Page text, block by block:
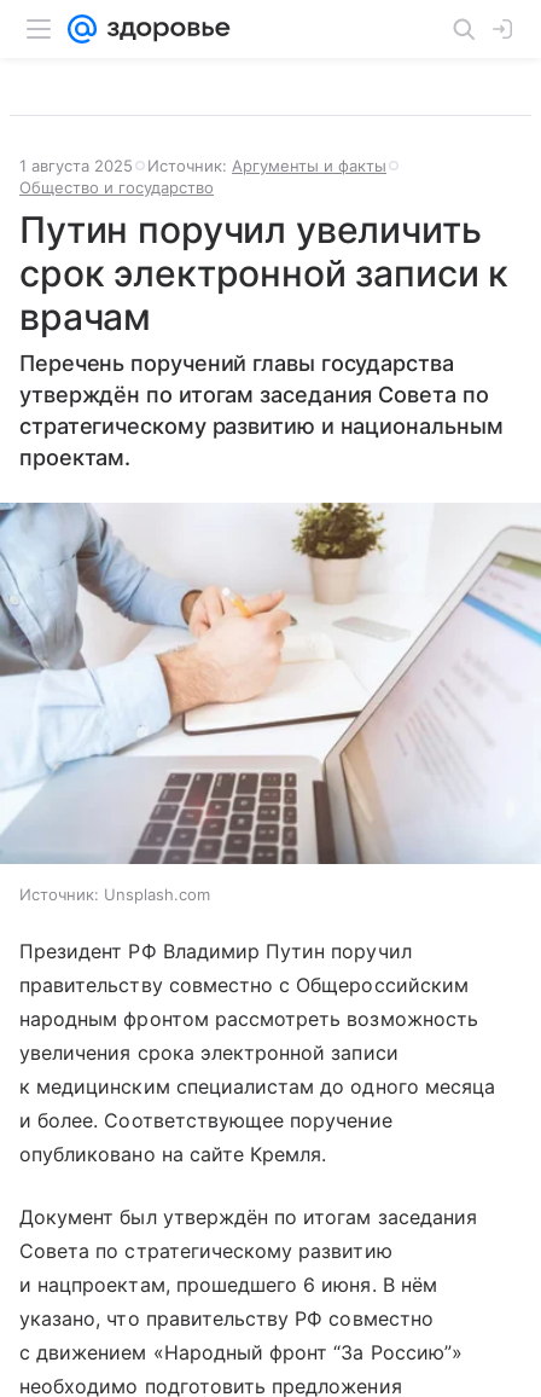
1 августа 2025 Источник: Аргументы и факты
Общество и государство
Путин поручил увеличить
срок электронной записи к
врачам
Перечень поручений главы государства
утверждён по итогам заседания Совета по
стратегическому развитию и национальным
проектам.
Источник: Unsplash.com
Президент РФ Владимир Путин поручил
правительству совместно с Общероссийским
народным фронтом рассмотреть возможность
увеличения срока электронной записи
к медицинским специалистам до одного месяца
и более. Соответствующее поручение
опубликовано на сайте Кремля.
Документ был утверждён по итогам заседания
Совета по стратегическому развитию
и нацпроектам, прошедшего 6 июня. В нём
указано, что правительству РФ совместно
с движением «Народный фронт “За Россию”»
необходимо подготовить предложения